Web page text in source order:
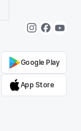
Google Play
App Store